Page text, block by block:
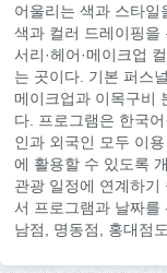
어울리는 색과 스타일
색과 컬러 드레이핑을
서리·헤어·메이크업
는 곳이다. 기본 퍼스
메이크업과 이목구비
다. 프로그램은 한국
인과 외국인 모두 이
에 활용할 수 있도록
관광 일정에 연계하기
서 프로그램과 날짜를
남점, 명동점, 홍대점